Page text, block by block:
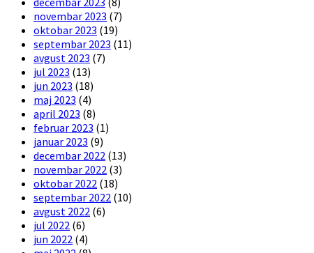
novembar 2023 (7)
oktobar 2023 (19)
septembar 2023 (11)
avgust 2023 (7)
jul 2023 (13)
jun 2023 (18)
maj 2023 (4)
april 2023 (8)
februar 2023 (1)
januar 2023 (9)
decembar 2022 (13)
novembar 2022 (3)
oktobar 2022 (18)
septembar 2022 (10)
avgust 2022 (6)
jul 2022 (6)
jun 2022 (4)